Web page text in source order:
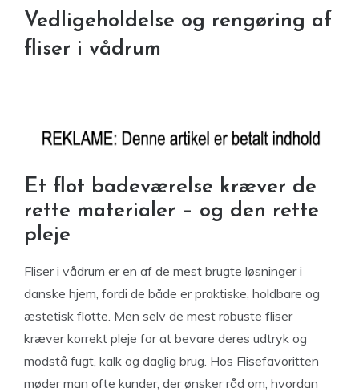
Vedligeholdelse og rengøring af
fliser i vådrum
Et flot badeværelse kræver de
rette materialer – og den rette
pleje
Fliser i vådrum er en af de mest brugte løsninger i
danske hjem, fordi de både er praktiske, holdbare og
æstetisk flotte. Men selv de mest robuste fliser
kræver korrekt pleje for at bevare deres udtryk og
modstå fugt, kalk og daglig brug. Hos Flisefavoritten
møder man ofte kunder, der ønsker råd om, hvordan